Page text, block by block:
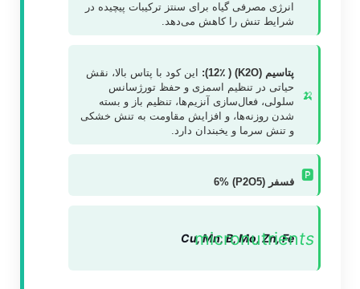
انرژی مصرفی گیاه برای سنتز ترکیبات پیچیده در
شرایط تنش را کاهش می‌دهد.
🍌
پتاسیم (K2O) ( 12٪):
این کود با پتاس بالا، نقش
حیاتی در تنظیم اسمزی و حفظ تورژسانس
سلولی، فعال‌سازی آنزیم‌ها، تنظیم باز و بسته
شدن روزنه‌ها، و افزایش مقاومت به تنش خشکی
و تنش سرما و یخبندان دارد.
🅿️ فسفر (P2O5) 6%
micronutrients
Cu, Mn, B, Mo, Zn, Fe